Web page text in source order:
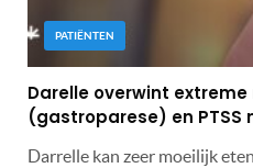
PATIËNTEN
Darelle overwint
(gastroparese) en PTSS
Darrelle kan zeer moeilijk